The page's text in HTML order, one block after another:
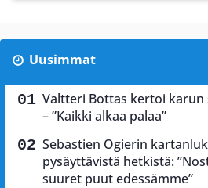
Uusimmat
Valtteri Bottas kertoi karun
– ”Kaikki alkaa palaa”
Sebastien Ogierin
pysäyttävistä hetkistä:
suuret puut edessämme”